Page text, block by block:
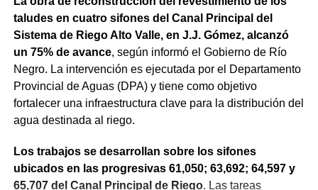
taludes en cuatro sifones del Canal Principal del
Sistema de Riego Alto Valle, en J.J. Gómez, alcanzó
un 75% de avance, según informó el Gobierno de Río
Negro. La intervención es ejecutada por el Departamento
Provincial de Aguas (DPA) y tiene como objetivo
fortalecer una infraestructura clave para la distribución del
agua destinada al riego.
Los trabajos se desarrollan sobre los sifones
ubicados en las progresivas 61,050; 63,692; 64,597 y
65,707 del Canal Principal de Riego. Las tareas